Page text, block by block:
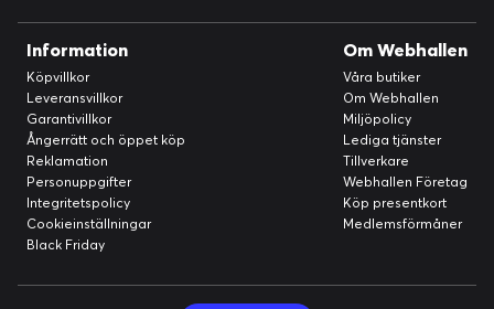
Information
Köpvillkor
Leveransvillkor
Garantivillkor
Ångerrätt och öppet köp
Reklamation
Personuppgifter
Integritetspolicy
Cookieinställningar
Black Friday
Om Webhallen
Våra butiker
Om Webhallen
Miljöpolicy
Lediga tjänster
Tillverkare
Webhallen Företag
Köp presentkort
Medlemsförmåner